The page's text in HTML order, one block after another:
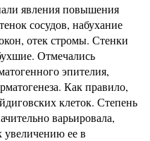
явления повышения
сосудов, набухание
отек стромы. Стенки
Отмечались
эпителия,
Как правило,
клеток. Степень
варьировала,
увеличению ее в